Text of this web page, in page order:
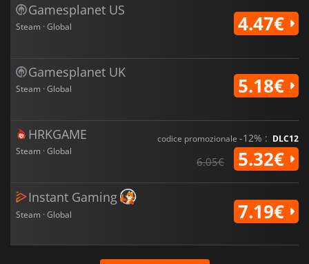
Gamesplanet US
Steam · Global 4.47€
Gamesplanet UK
Steam · Global 5.18€
HRKGAME
Steam · Global
codice promozionale -12% : DLC12
6.05€ 5.32€
Instant Gaming
Steam · Global 7.19€